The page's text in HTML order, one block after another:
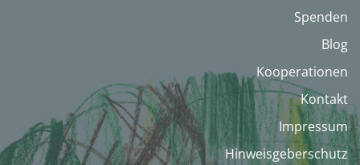
Spenden
Blog
Kooperationen
Kontakt
Impressum
Hinweisgeberschutz